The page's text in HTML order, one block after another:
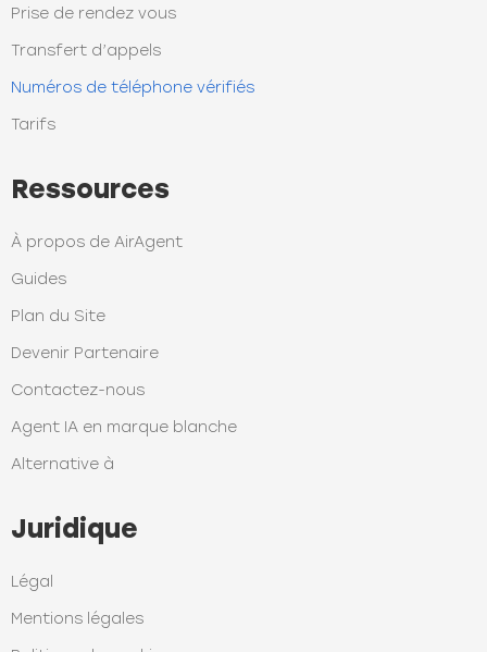
Prise de rendez vous
Transfert d’appels
Numéros de téléphone vérifiés
Tarifs
Ressources
À propos de AirAgent
Guides
Plan du Site
Devenir Partenaire
Contactez-nous
Agent IA en marque blanche
Alternative à
Juridique
Légal
Mentions légales